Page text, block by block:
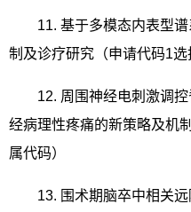
11. 基于多模态内表型
制及诊疗研究（申请代码1选
12. 周围神经电刺激调
经病理性疼痛的新策略及机
属代码）
13. 围术期脑卒中相关